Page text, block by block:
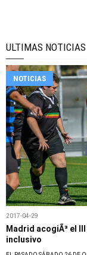
ULTIMAS NOTICIAS
NOTICIAS
2017-04-29
Madrid acogiÃ³ el
inclusivo